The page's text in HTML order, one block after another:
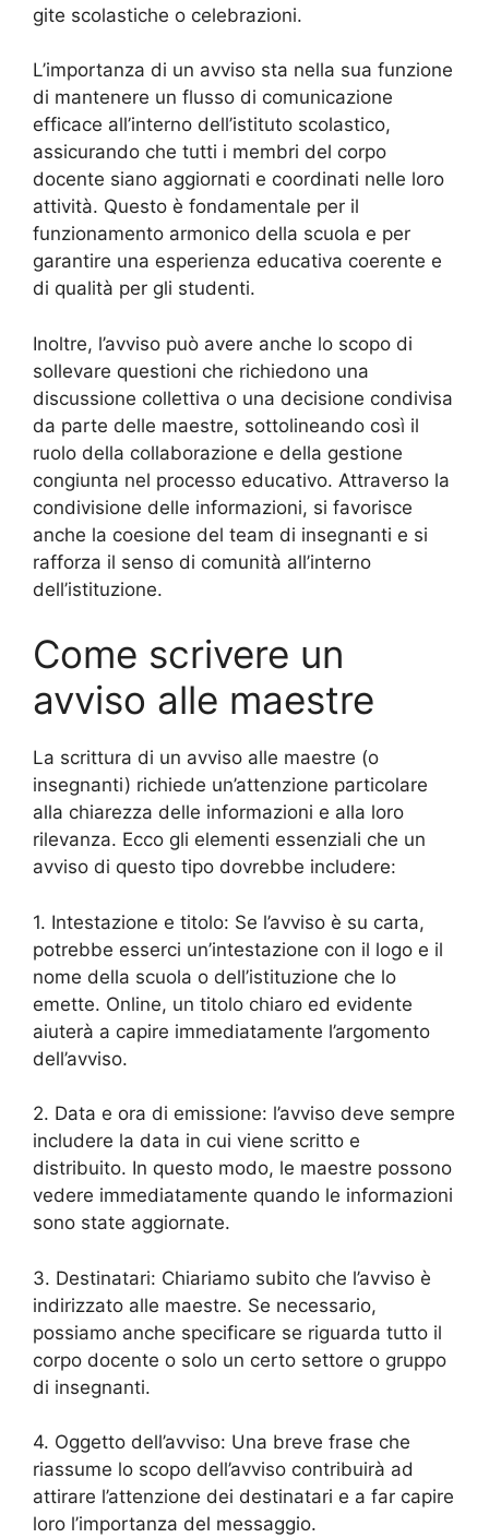
gite scolastiche o celebrazioni.
L’importanza di un avviso sta nella sua funzione
di mantenere un flusso di comunicazione
efficace all’interno dell’istituto scolastico,
assicurando che tutti i membri del corpo
docente siano aggiornati e coordinati nelle loro
attività. Questo è fondamentale per il
funzionamento armonico della scuola e per
garantire una esperienza educativa coerente e
di qualità per gli studenti.
Inoltre, l’avviso può avere anche lo scopo di
sollevare questioni che richiedono una
discussione collettiva o una decisione condivisa
da parte delle maestre, sottolineando così il
ruolo della collaborazione e della gestione
congiunta nel processo educativo. Attraverso la
condivisione delle informazioni, si favorisce
anche la coesione del team di insegnanti e si
rafforza il senso di comunità all’interno
dell’istituzione.
Come scrivere un
avviso alle maestre
La scrittura di un avviso alle maestre (o
insegnanti) richiede un’attenzione particolare
alla chiarezza delle informazioni e alla loro
rilevanza. Ecco gli elementi essenziali che un
avviso di questo tipo dovrebbe includere:
1. Intestazione e titolo: Se l’avviso è su carta,
potrebbe esserci un’intestazione con il logo e il
nome della scuola o dell’istituzione che lo
emette. Online, un titolo chiaro ed evidente
aiuterà a capire immediatamente l’argomento
dell’avviso.
2. Data e ora di emissione: l’avviso deve sempre
includere la data in cui viene scritto e
distribuito. In questo modo, le maestre possono
vedere immediatamente quando le informazioni
sono state aggiornate.
3. Destinatari: Chiariamo subito che l’avviso è
indirizzato alle maestre. Se necessario,
possiamo anche specificare se riguarda tutto il
corpo docente o solo un certo settore o gruppo
di insegnanti.
4. Oggetto dell’avviso: Una breve frase che
riassume lo scopo dell’avviso contribuirà ad
attirare l’attenzione dei destinatari e a far capire
loro l’importanza del messaggio.